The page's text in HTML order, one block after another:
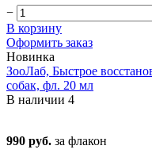
−
В корзину
Оформить заказ
Новинка
ЗооЛаб, Быстрое
собак, фл. 20 мл
В наличии 4
990 руб. за флакон